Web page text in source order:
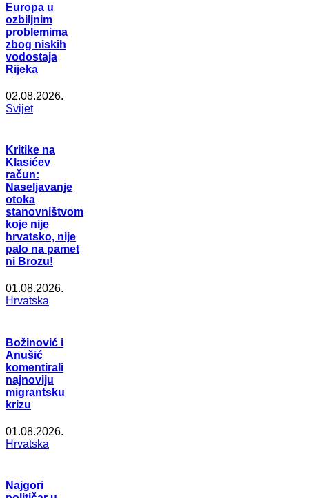
Europa u
ozbiljnim
problemima
zbog niskih
vodostaja
Rijeka
02.08.2026.
Svijet
Kritike na
Klasićev
račun:
Naseljavanje
otoka
stanovništvom
koje nije
hrvatsko, nije
palo na pamet
ni Brozu!
01.08.2026.
Hrvatska
Božinović i
Anušić
komentirali
najnoviju
migrantsku
krizu
01.08.2026.
Hrvatska
Najgori